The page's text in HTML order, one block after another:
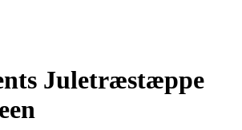
Juletræstæppe